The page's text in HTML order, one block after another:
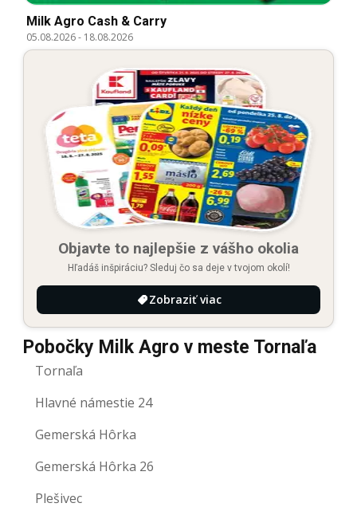
Milk Agro Cash & Carry
05.08.2026- 18.08.2026
Objavte to najlepšie z vášho okolia
Hľadáš inšpiráciu? Sleduj čo sa deje v tvojom okolí!
Zobraziť viac
Pobočky Milk Agro v meste Tornaľa
Tornaľa
Hlavné námestie 24
Gemerská Hôrka
Gemerská Hôrka 26
Plešivec